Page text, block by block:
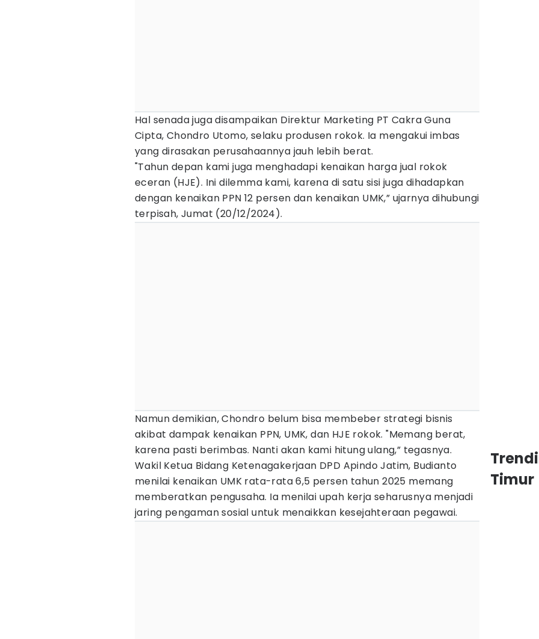
Hal senada juga disampaikan Direktur Marketing PT Cakra Guna
Cipta, Chondro Utomo, selaku produsen rokok. Ia mengakui imbas
yang dirasakan perusahaannya jauh lebih berat.
"Tahun depan kami juga menghadapi kenaikan harga jual rokok
eceran (HJE). Ini dilemma kami, karena di satu sisi juga dihadapkan
dengan kenaikan PPN 12 persen dan kenaikan UMK,” ujarnya dihubungi
terpisah, Jumat (20/12/2024).
Namun demikian, Chondro belum bisa membeber strategi bisnis
akibat dampak kenaikan PPN, UMK, dan HJE rokok. "Memang berat,
karena pasti berimbas. Nanti akan kami hitung ulang,” tegasnya.
Wakil Ketua Bidang Ketenagakerjaan DPD Apindo Jatim, Budianto
menilai kenaikan UMK rata-rata 6,5 persen tahun 2025 memang
memberatkan pengusaha. Ia menilai upah kerja seharusnya menjadi
jaring pengaman sosial untuk menaikkan kesejahteraan pegawai.
Timur